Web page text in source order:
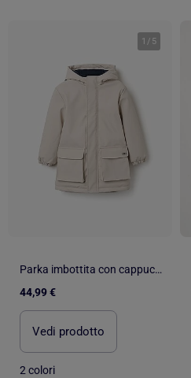
1 / 5
Parka imbottita con cappuccio e tasche frontali
44,99 €
Vedi prodotto
2 colori